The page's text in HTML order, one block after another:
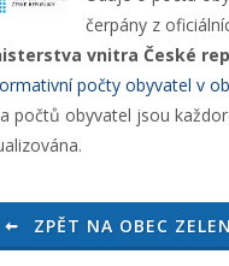
čerpány z
vnitra České
počty obyvatel v
počtů obyvatel jsou
ZPĚT NA OBEC